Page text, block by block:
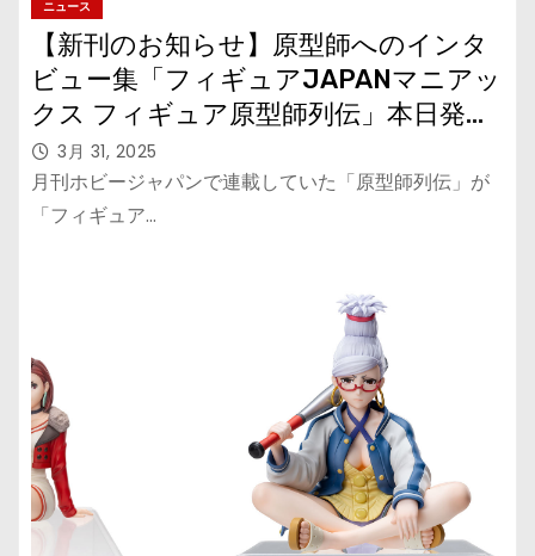
ニュース
【新刊のお知らせ】原型師へのインタ
ビュー集「フィギュアJAPANマニアッ
クス フィギュア原型師列伝」本日発
売！3月 31, 2025
月刊ホビージャパンで連載していた「原型師列伝」が
「フィギュア…